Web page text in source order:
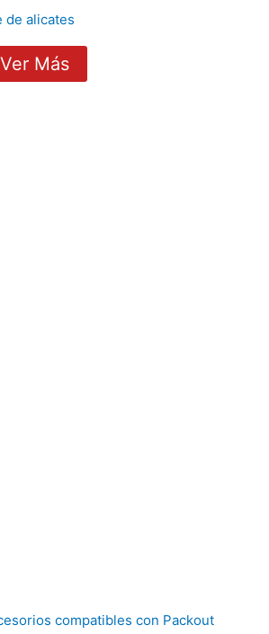
de alicates
Ver Más
compatibles con Packout